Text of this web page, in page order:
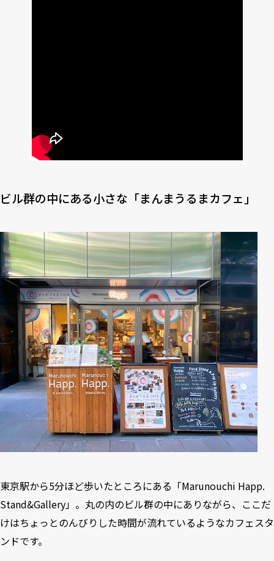
ビル群の中にある小さな「まんまうるまカフェ」
東京駅から5分ほど歩いたところにある「Marunouchi Happ.
Stand&Gallery」。丸の内のビル群の中にありながら、ここだ
けはちょっとのんびりした時間が流れているようなカフェスタ
ンドです。